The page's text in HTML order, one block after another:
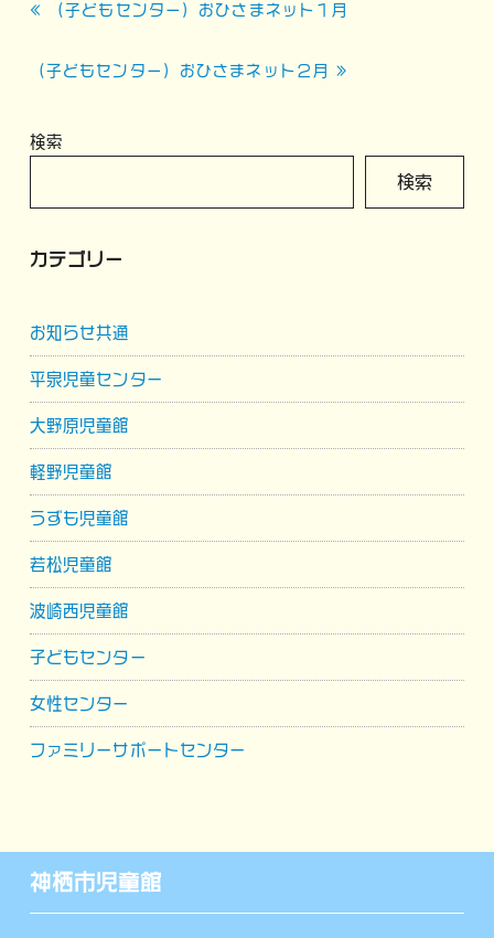
ナ
ゲ
シ
ョ
« （子どもセンター）おひさまネット１月
（子どもセンター）おひさまネット２月 »
検索
検索
カテゴリー
お知らせ共通
平泉児童センター
大野原児童館
軽野児童館
うずも児童館
若松児童館
波崎西児童館
子どもセンター
女性センター
ファミリーサポートセンター
神栖市児童館